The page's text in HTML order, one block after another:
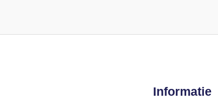
Informatie